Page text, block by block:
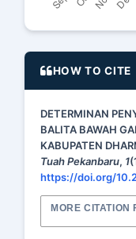
HOW TO CITE
DETERMINAN
BALITA BAWAH
KABUPATEN
Tuah Pekanbaru, 1
https://doi.org/
MORE CITATION